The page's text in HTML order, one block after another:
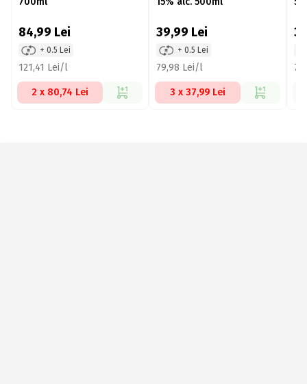
84,99 Lei
+ 0.5 Lei
121,41 Lei/l
2 x 80,74 Lei
39,99 Lei
+ 0.5 Lei
79,98 Lei/l
3 x 37,99 Lei